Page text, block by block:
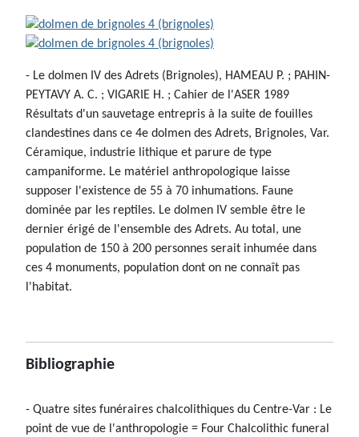
- Le dolmen IV des Adrets (Brignoles), HAMEAU P. ; PAHIN-
PEYTAVY A. C. ; VIGARIE H. ; Cahier de l'ASER 1989
Résultats d'un sauvetage entrepris à la suite de fouilles
clandestines dans ce 4e dolmen des Adrets, Brignoles, Var.
Céramique, industrie lithique et parure de type
campaniforme. Le matériel anthropologique laisse
supposer l'existence de 55 à 70 inhumations. Faune
dominée par les reptiles. Le dolmen IV semble être le
dernier érigé de l'ensemble des Adrets. Au total, une
population de 150 à 200 personnes serait inhumée dans
ces 4 monuments, population dont on ne connaît pas
l'habitat.
Bibliographie
- Quatre sites funéraires chalcolithiques du Centre-Var : Le
point de vue de l'anthropologie = Four Chalcolithic funeral